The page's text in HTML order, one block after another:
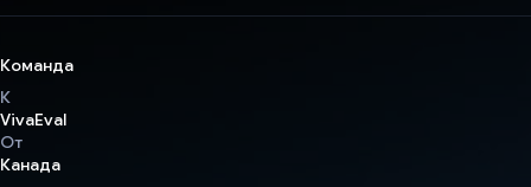
Команда
К
VivaEval
От
Канада